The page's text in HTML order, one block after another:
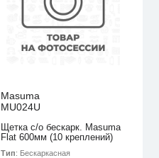
Masuma
MU024U
Щетка с/о бескарк. Masuma
Flat 600мм (10 креплений)
Тип: Бескаркасная